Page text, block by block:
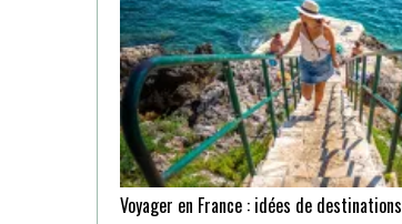
Voyager en France : idées de destinations